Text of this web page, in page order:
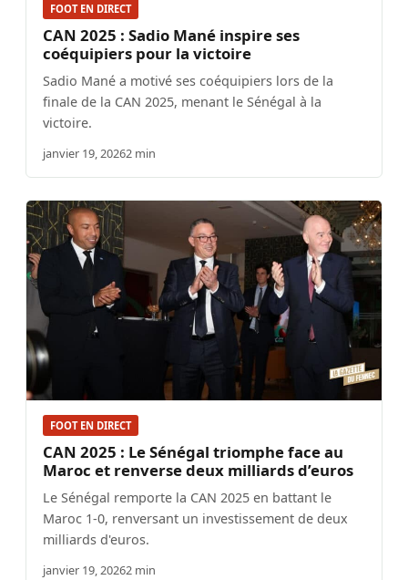
FOOT EN DIRECT
CAN 2025 : Sadio Mané inspire ses
coéquipiers pour la victoire
Sadio Mané a motivé ses coéquipiers lors de la
finale de la CAN 2025, menant le Sénégal à la
victoire.
janvier 19, 20262 min
FOOT EN DIRECT
CAN 2025 : Le Sénégal triomphe face au
Maroc et renverse deux milliards d’euros
Le Sénégal remporte la CAN 2025 en battant le
Maroc 1-0, renversant un investissement de deux
milliards d'euros.
janvier 19, 20262 min